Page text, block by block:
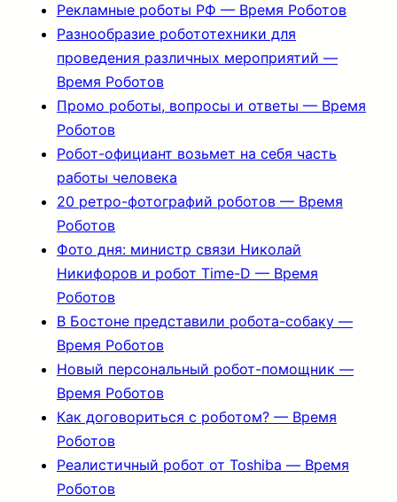
Рекламные роботы РФ — Время Роботов
Разнообразие робототехники для
проведения различных мероприятий —
Время Роботов
Промо роботы, вопросы и ответы — Время
Роботов
Робот-официант возьмет на себя часть
работы человека
20 ретро-фотографий роботов — Время
Роботов
Фото дня: министр связи Николай
Никифоров и робот Time-D — Время
Роботов
В Бостоне представили робота-собаку —
Время Роботов
Новый персональный робот-помощник —
Время Роботов
Как договориться с роботом? — Время
Роботов
Реалистичный робот от Toshiba — Время
Роботов